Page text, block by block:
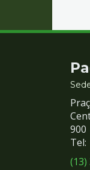
e
900
Tel:
(13)